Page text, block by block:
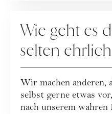
Wie geht es
selten
antworten ...
Wir machen anderen,
selbst gerne etwas
nach unserem wahren